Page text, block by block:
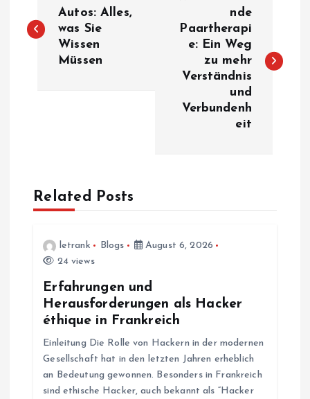
o
v
Autos: Alles,
was Sie
Wissen
Müssen
nde
Paartherapi
e: Ein Weg
zu mehr
Verständnis
und
Verbundenh
eit
Related Posts
letrank Blogs
August 6, 2026
24 views
Erfahrungen und
Herausforderungen als Hacker
éthique in Frankreich
Einleitung Die Rolle von Hackern in der modernen
Gesellschaft hat in den letzten Jahren erheblich
an Bedeutung gewonnen. Besonders in Frankreich
sind ethische Hacker, auch bekannt als “Hacker